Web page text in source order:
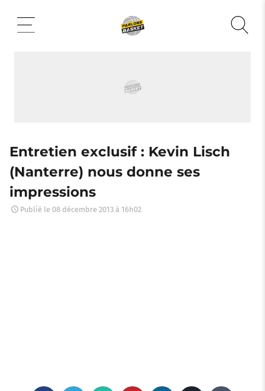
contenu
Entretien exclusif : Kevin Lisch
(Nanterre) nous donne ses
impressions
Publié le 08 décembre 2013 à 16h02